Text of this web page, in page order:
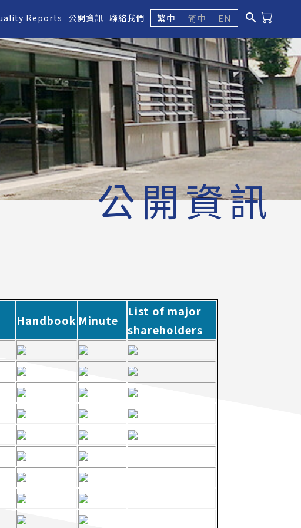
search
繁中 简中 EN
Reports 公開資訊 聯絡我們
公開資訊
Handbook Minute
List of major
shareholders